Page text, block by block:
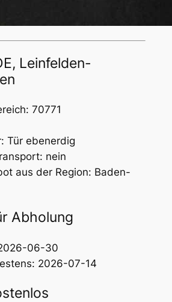
Leinfelden-
70771
Tür ebenerdig
nein
aus der Region: Baden-
Abholung
06-30
2026-07-14